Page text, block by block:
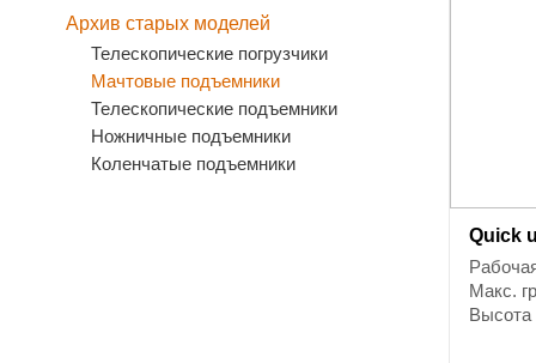
Архив старых моделей
Телескопические погрузчики
Мачтовые подъемники
Телескопические подъемники
Ножничные подъемники
Коленчатые подъемники
Quick
Макс.